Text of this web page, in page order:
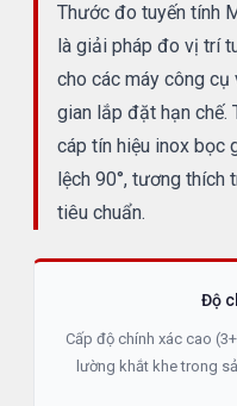
Thước đo tuyến tính
là giải pháp đo vị trí
cho các máy công
gian lắp đặt hạn chế.
cáp tín hiệu inox bọc
lệch 90°, tương thích
tiêu chuẩn.
Độ
Cấp độ chính xác cao
lường khắt khe trong